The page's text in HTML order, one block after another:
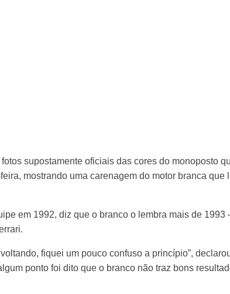
supostamente oficiais das cores do monoposto
mostrando uma carenagem do motor branca que
em 1992, diz que o branco o lembra mais de 1993
fiquei um pouco confuso a princípio”,
ponto foi dito que o branco não traz bons